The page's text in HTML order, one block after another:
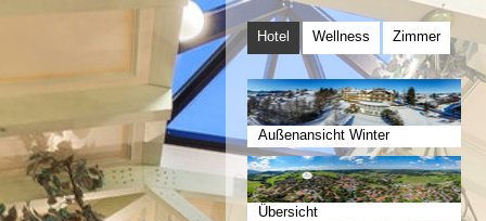
Hotel Wellness Zimmer
Außenansicht Winter
Übersicht